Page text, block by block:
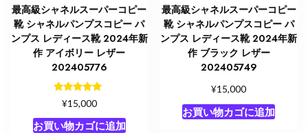
最高級シャネルスーパーコピー
靴 シャネルパンプスコピー パ
ンプス レディース靴 2024年新
作 アイボリー レザー
202405776
5段階中
5.00
の評価
¥15,000
お買い物カゴに追加
最高級シャネルスーパーコピー
靴 シャネルパンプスコピー パ
ンプス レディース靴 2024年新
作 ブラック レザー
202405749
¥15,000
お買い物カゴに追加